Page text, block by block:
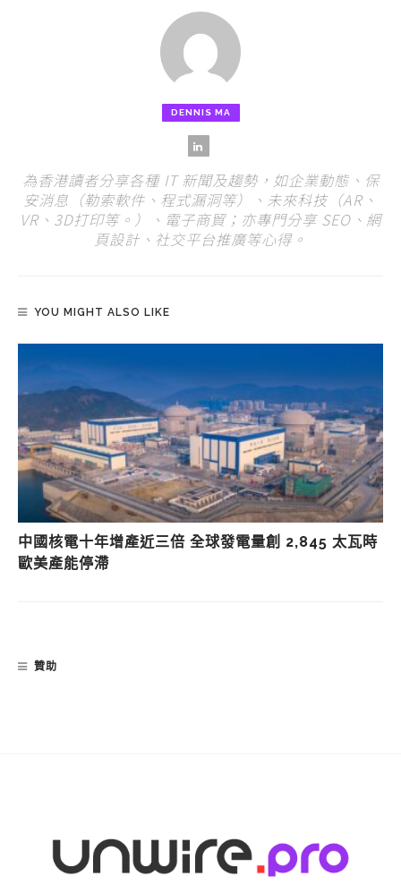
DENNIS MA
為香港讀者分享各種 IT 新聞及趨勢，如企業動態、保
安消息（勒索軟件、程式漏洞等）、未來科技（AR、
VR、3D打印等。）、電子商貿；亦專門分享 SEO、網
頁設計、社交平台推廣等心得。
YOU MIGHT ALSO LIKE
中國核電十年增產近三倍 全球發電量創 2,845 太瓦時
歐美產能停滯
贊助